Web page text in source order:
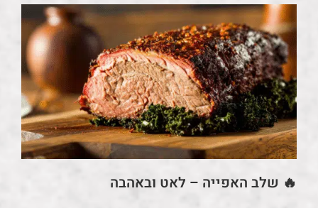
🔥 שלב האפייה – לאט ובאהבה